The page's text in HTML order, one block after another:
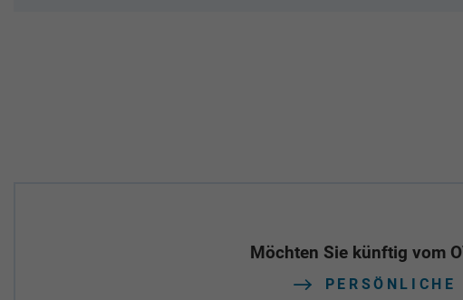
Möchten Sie künftig vom